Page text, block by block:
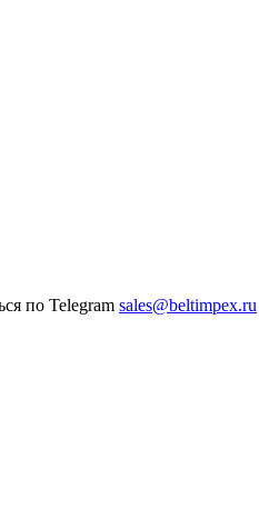
sales@beltimpex.ru